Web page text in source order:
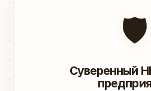
🛡️
Суверенный